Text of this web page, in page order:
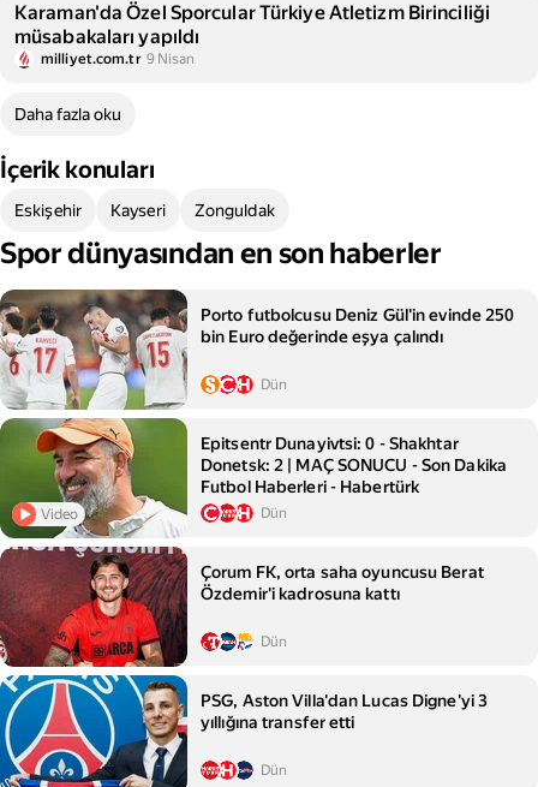
Karaman'da Özel Sporcular Türkiye Atletizm Birinciliği
müsabakaları yapıldı
milliyet.com.tr 9 Nisan
Daha fazla oku
İçerik konuları
Eskişehir Kayseri Zonguldak
Spor dünyasından en son haberler
Porto futbolcusu Deniz Gül'in evinde 250
bin Euro değerinde eşya çalındı
Dün
Video
Epitsentr Dunayivtsi: 0 - Shakhtar
Donetsk: 2 | MAÇ SONUCU - Son Dakika
Futbol Haberleri - Habertürk
Dün
Çorum FK, orta saha oyuncusu Berat
Özdemir'i kadrosuna kattı
Dün
PSG, Aston Villa'dan Lucas Digne'yi 3
yıllığına transfer etti
Dün